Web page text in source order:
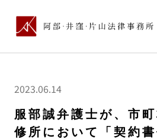
2023.06.14
服部誠弁護士が、市
修所において「契約